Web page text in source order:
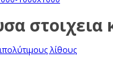
στοιχεια
λίθους